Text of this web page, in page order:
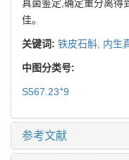
真菌鉴定,确定重分离得
佳。
关键词: 铁皮石斛, 内生
中图分类号:
S567.23+9
参考文献